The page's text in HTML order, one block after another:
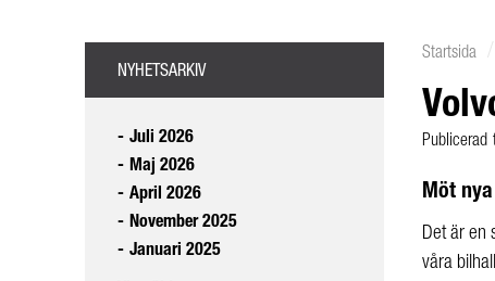
NYHETSARKIV
- Juli 2026
- Maj 2026
- April 2026
- November 2025
- Januari 2025
Startsida /
Publicerad
Möt
Det är en
våra